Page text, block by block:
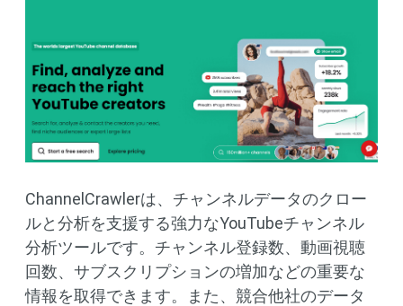
ChannelCrawlerは、チャンネルデータのクロー
ルと分析を支援する強力なYouTubeチャンネル
分析ツールです。チャンネル登録数、動画視聴
回数、サブスクリプションの増加などの重要な
情報を取得できます。また、競合他社のデータ